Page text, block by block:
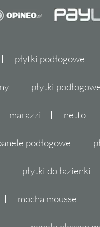
płytki podłogowe
płytki
marazzi netto
podłogowe
płytki do łazienki
mocha mousse